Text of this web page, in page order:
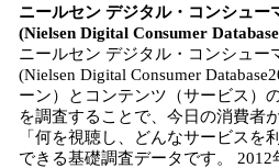
ニールセン デジタル・コンシュー
(Nielsen Digital Consumer
ニールセン デジタル・コンシュー
(Nielsen Digital Consumer
ーン）とコンテンツ（サービス）
を調査することで、今日の消費者
「何を視聴し、どんなサービスを
できる基礎調査データです。